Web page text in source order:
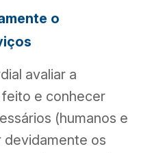
o
avaliar a
e conhecer
(humanos e
devidamente os